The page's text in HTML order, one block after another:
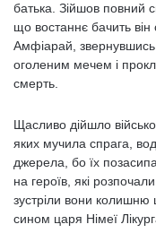
батька. Зійшов повний
що востаннє бачить він
Амфіарай, звернувшись
оголеним мечем і
смерть.
Щасливо дійшло
яких мучила спрага,
джерела, бо їх
на героїв, які
зустріли вони колишню
сином царя Німеї